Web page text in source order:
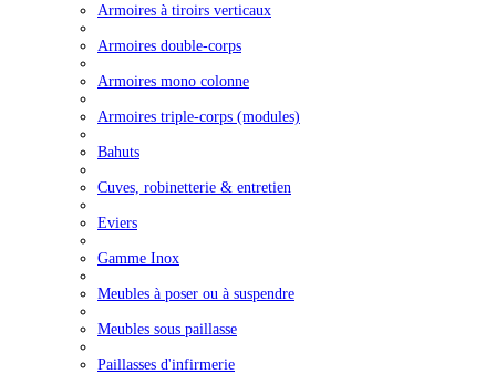
Armoires à tiroirs verticaux
Armoires double-corps
Armoires mono colonne
Armoires triple-corps (modules)
Bahuts
Cuves, robinetterie & entretien
Eviers
Gamme Inox
Meubles à poser ou à suspendre
Meubles sous paillasse
Paillasses d'infirmerie